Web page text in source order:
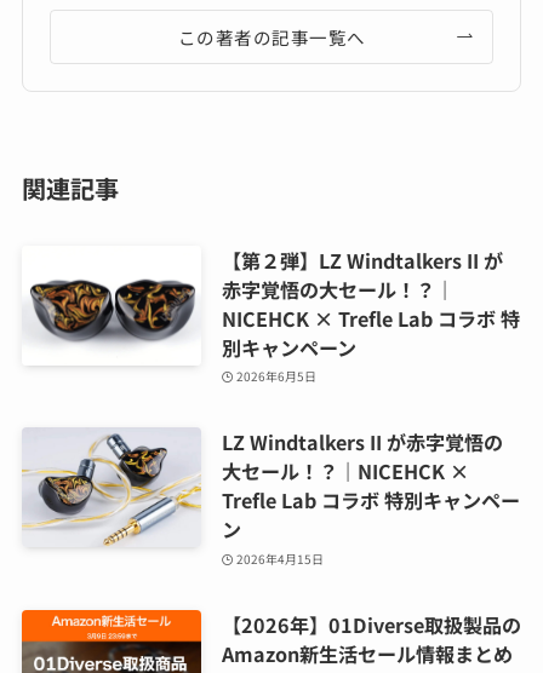
この著者の記事一覧へ
関連記事
【第２弾】LZ Windtalkers II が
赤字覚悟の大セール！？｜
NICEHCK × Trefle Lab コラボ 特
別キャンペーン
2026年6月5日
LZ Windtalkers II が赤字覚悟の
大セール！？｜NICEHCK ×
Trefle Lab コラボ 特別キャンペー
ン
2026年4月15日
【2026年】01Diverse取扱製品の
Amazon新生活セール情報まとめ